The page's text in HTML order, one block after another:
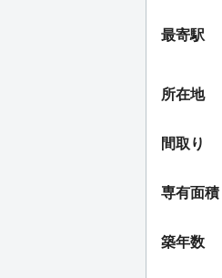
最寄駅
所在地
間取り
専有面積
築年数